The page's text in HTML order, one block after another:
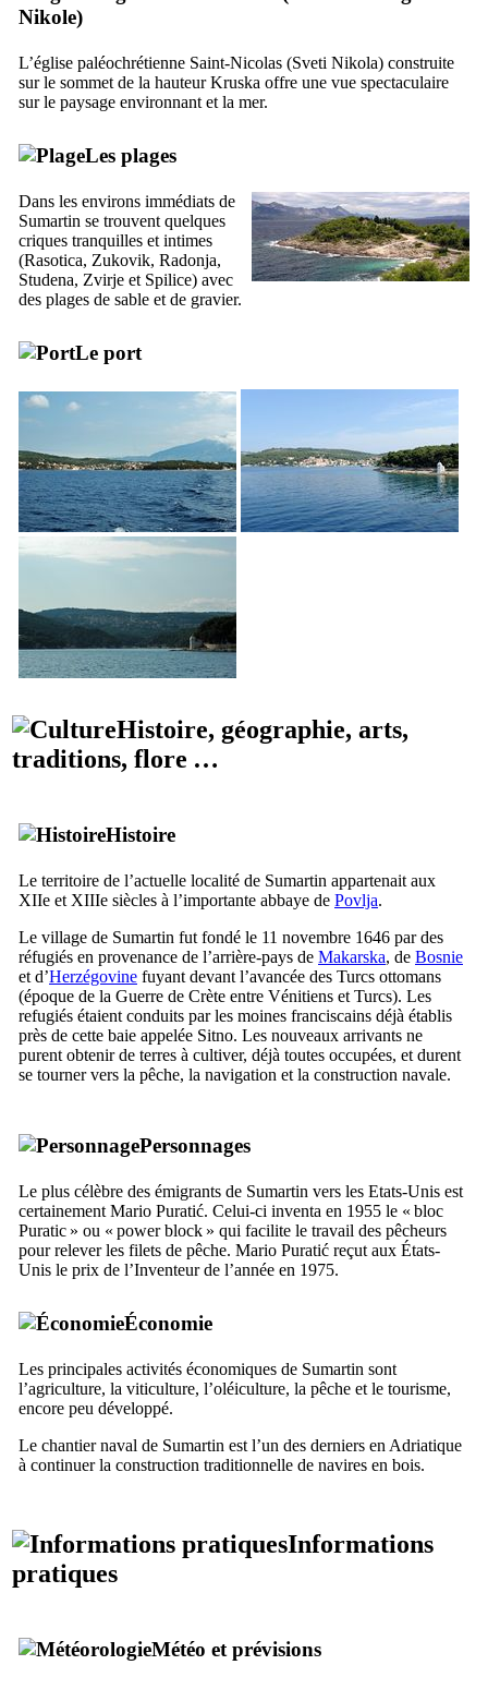
Nikole)
L’église paléochrétienne Saint-Nicolas (Sveti Nikola) construite
sur le sommet de la hauteurKruska offre une vue spectaculaire
sur le paysage environnant et la mer.
Les plages
Dans les environs immédiats de
Sumartin se trouvent quelques
criques tranquilles et intimes
(Rasotica, Zukovik, Radonja,
Studena, Zvirje et Spilice) avec
des plages de sable et de gravier.
Le port
Histoire, géographie, arts,
traditions, flore …
Histoire
Le territoire de l’actuelle localité de Sumartin appartenait aux
XIIe et XIIIe siècles à l’importante abbaye de Povlja.
Le village de Sumartin fut fondé le 11 novembre 1646 par des
réfugiés en provenance de l’arrière-pays de Makarska, de Bosnie
et d’Herzégovine fuyant devant l’avancée des Turcs ottomans
(époque de la Guerre de Crète entre Vénitiens et Turcs). Les
refugiés étaient conduits par les moines franciscains déjà établis
près de cette baie appelée Sitno. Les nouveaux arrivants ne
purent obtenir de terres à cultiver, déjà toutes occupées, et durent
se tourner vers la pêche, la navigation et la construction navale.
Personnages
Le plus célèbre des émigrants de Sumartin vers les Etats-Unis est
certainement Mario Puratić. Celui-ci inventa en 1955 le « bloc
Puratic » ou « power block » qui facilite le travail des pêcheurs
pour relever les filets de pêche. Mario Puratić reçut aux États-
Unis le prix de l’Inventeur de l’année en 1975.
Économie
Les principales activités économiques de Sumartin sont
l’agriculture, la viticulture, l’oléiculture, la pêche et le tourisme,
encore peu développé.
Le chantier naval de Sumartin est l’un des derniers en Adriatique
à continuer la construction traditionnelle de navires en bois.
Informations
pratiques
Météo et prévisions